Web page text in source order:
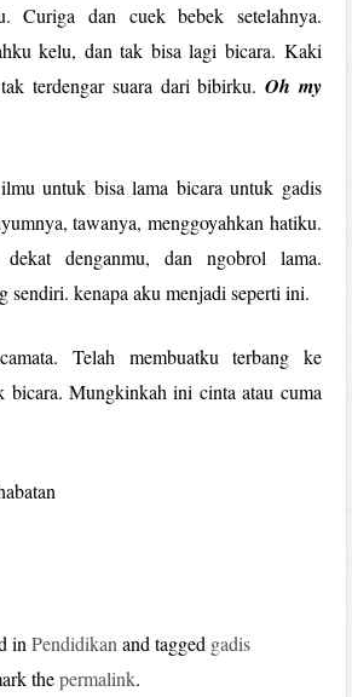
Curiga dan cuek bebek setelahnya.
kelu, dan tak bisa lagi bicara. Kaki
terdengar suara dari bibirku. Oh my
untuk bisa lama bicara untuk gadis
tawanya, menggoyahkan hatiku.
denganmu, dan ngobrol lama.
sendiri. kenapa aku menjadi seperti ini.
Telah membuatku terbang ke
bicara. Mungkinkah ini cinta atau cuma
inPendidikan and tagged gadis
thepermalink.